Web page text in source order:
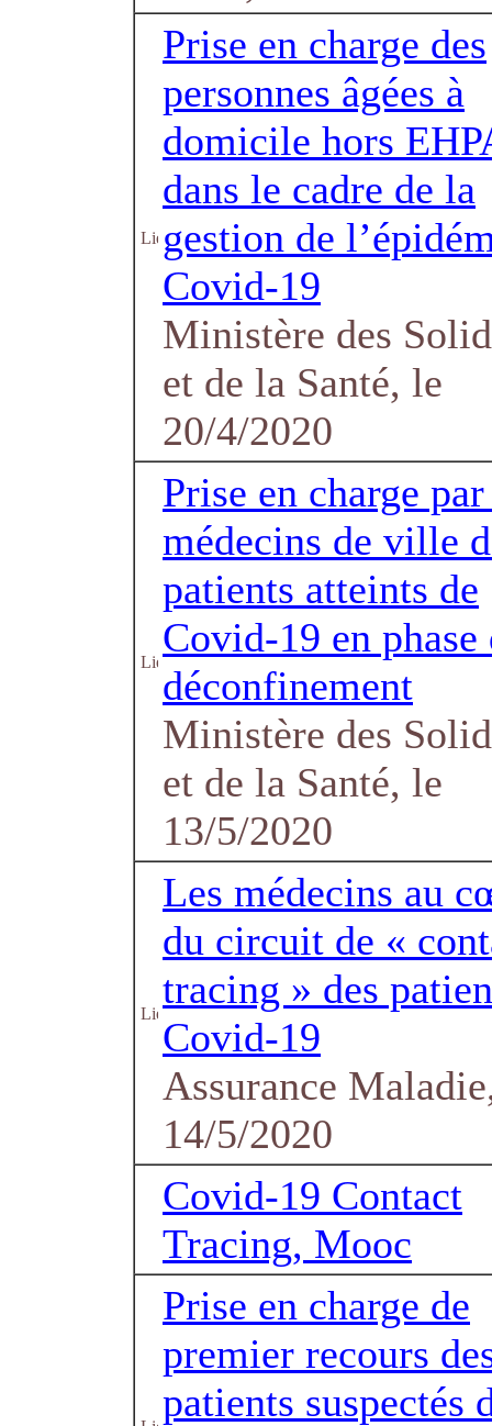
Prise en charge des
personnes âgées à
domicile hors
dans le cadre de la
gestion de
Covid-19
Ministère des
et de la Santé, le
20/4/2020
Prise en charge
médecins de ville
patients atteints de
Covid-19 en phase
déconfinement
Ministère des
et de la Santé, le
13/5/2020
Les médecins au
du circuit de «
tracing » des
Covid-19
Assurance
14/5/2020
Covid-19 Contact
Tracing, Mooc
Prise en charge de
premier recours
patients suspectés